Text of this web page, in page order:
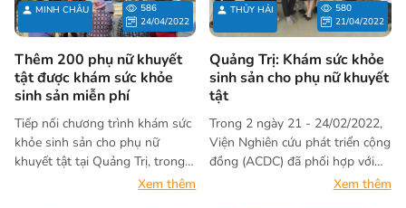
2023”
thực hiện.
MINH CHÂU
586
24/04/2022
Thêm 200 phụ nữ khuyết
tật được khám sức khỏe
sinh sản miễn phí
Tiếp nối chương trình khám sức
khỏe sinh sản cho phụ nữ
khuyết tật tại Quảng Trị, trong
ngày 22 - 24/04/2022, hơn 200
Xem thêm
THỦY HẢI
580
21/04/2022
Quảng Trị: Khám sức khỏe
sinh sản cho phụ nữ khuyết
tật
Trong 2 ngày 21 - 24/02/2022,
Viện Nghiên cứu phát triển cộng
đồng (ACDC) đã phối hợp với
Hội người khuyết tật, nạn nhân
Xem thêm